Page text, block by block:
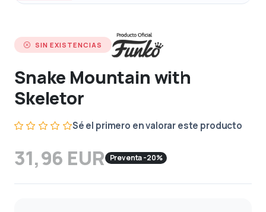
SIN EXISTENCIAS
Snake Mountain with
Skeletor
Sé el primero en valorar este producto
31,96 EUR Preventa -20%